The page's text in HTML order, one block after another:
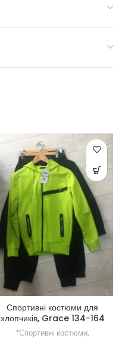
Спортивні костюми для
хлопчиків, Grace 134-164
рр
*Спортивні костюми,